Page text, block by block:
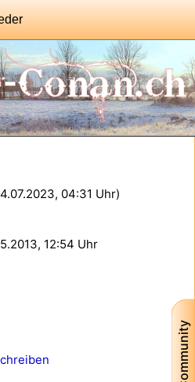
Community
04:31 Uhr)
12:54 Uhr